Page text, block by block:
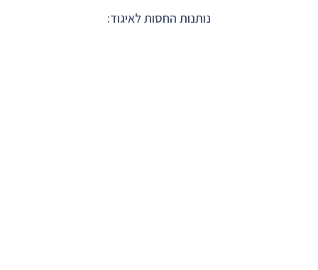
נותנות החסות לאיגוד: